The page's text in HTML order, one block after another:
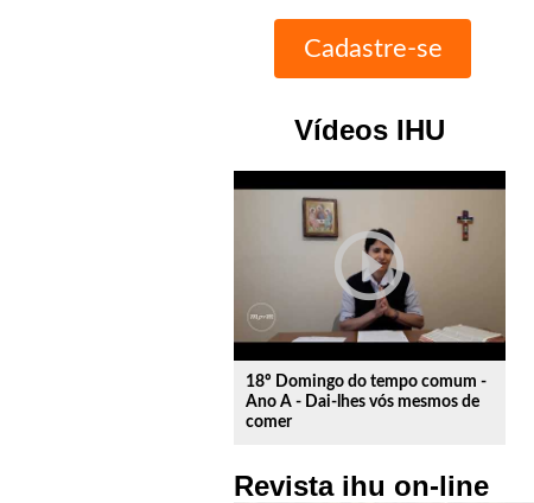
Vídeos IHU
play_circle_outline
18º Domingo do tempo comum -
Ano A - Dai-lhes vós mesmos de
comer
Revista ihu on-line